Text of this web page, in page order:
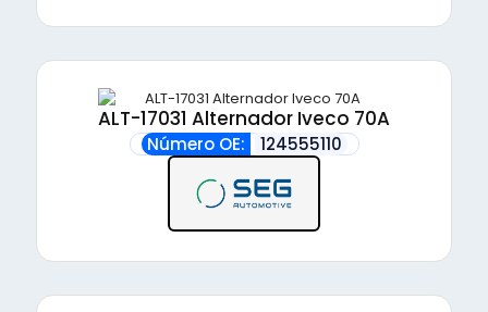
ALT-17031 Alternador Iveco 70A
Número OE: 124555110